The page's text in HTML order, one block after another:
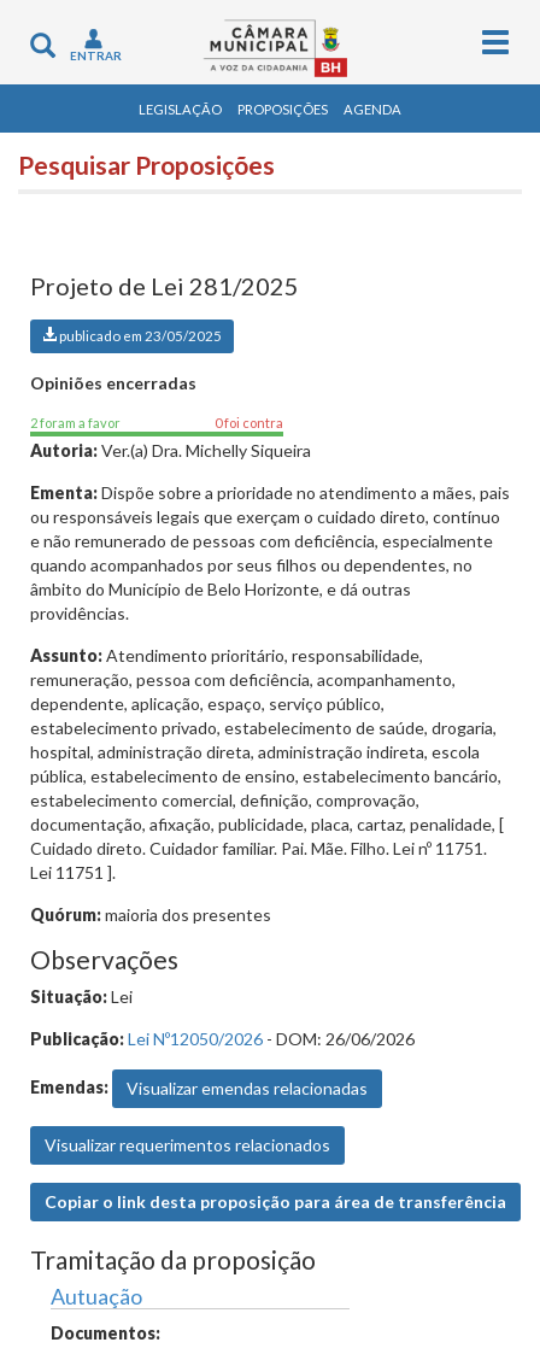
Toggle
navigation
ENTRAR
LEGISLAÇÃO PROPOSIÇÕES AGENDA
Pesquisar Proposições
Projeto de Lei 281/2025
publicado em 23/05/2025
Opiniões encerradas
2 foram a favor 0 foi contra
Autoria:Ver.(a) Dra. Michelly Siqueira
Ementa:Dispõe sobre a prioridade no atendimento a mães, pais
ou responsáveis legais que exerçam o cuidado direto, contínuo
e não remunerado de pessoas com deficiência, especialmente
quando acompanhados por seus filhos ou dependentes, no
âmbito do Município de Belo Horizonte, e dá outras
providências.
Assunto:Atendimento prioritário, responsabilidade,
remuneração, pessoa com deficiência, acompanhamento,
dependente, aplicação, espaço, serviço público,
estabelecimento privado, estabelecimento de saúde, drogaria,
hospital, administração direta, administração indireta, escola
pública, estabelecimento de ensino, estabelecimento bancário,
estabelecimento comercial, definição, comprovação,
documentação, afixação, publicidade, placa, cartaz, penalidade, [
Cuidado direto. Cuidador familiar. Pai. Mãe. Filho. Lei nº 11751.
Lei 11751 ].
Quórum:maioria dos presentes
Observações
Situação:Lei
Publicação:Lei Nº12050/2026 - DOM: 26/06/2026
Emendas: Visualizar emendas relacionadas
Visualizar requerimentos relacionados
Copiar o link desta proposição para área de transferência
Tramitação da proposição
Autuação
Documentos: